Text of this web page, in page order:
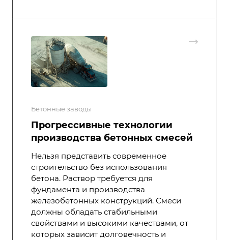
Бетонные заводы
Прогрессивные технологии
производства бетонных смесей
Нельзя представить современное
строительство без использования
бетона. Раствор требуется для
фундамента и производства
железобетонных конструкций. Смеси
должны обладать стабильными
свойствами и высокими качествами, от
которых зависит долговечность и